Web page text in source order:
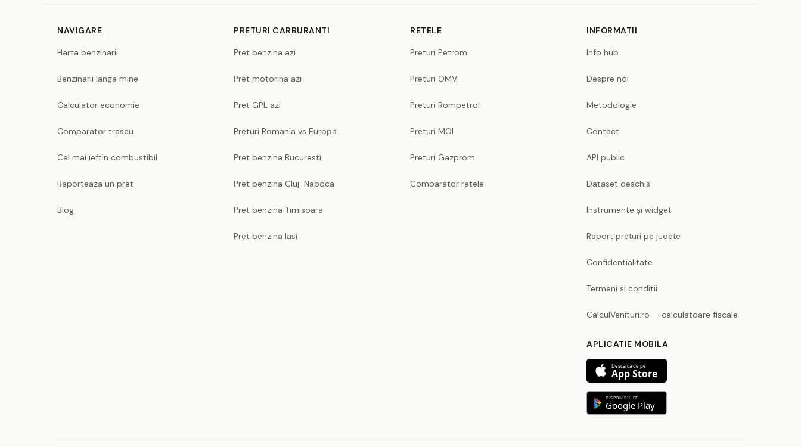
NAVIGARE
Harta benzinarii
Benzinarii langa mine
Calculator economie
Comparator traseu
Cel mai ieftin combustibil
Raporteaza un pret
Blog
PRETURI CARBURANTI
Pret benzina azi
Pret motorina azi
Pret GPL azi
Preturi Romania vs Europa
Pret benzina Bucuresti
Pret benzina Cluj-Napoca
Pret benzina Timisoara
Pret benzina Iasi
RETELE
Preturi Petrom
Preturi OMV
Preturi Rompetrol
Preturi MOL
Preturi Gazprom
Comparator retele
INFORMATII
Info hub
Despre noi
Metodologie
Contact
API public
Dataset deschis
Instrumente și widget
Raport prețuri pe județe
Confidentialitate
Termeni si conditii
CalculVenituri.ro — calculatoare fiscale
APLICATIE MOBILA
Descarca de pe
App Store
DISPONIBIL PE
Google Play